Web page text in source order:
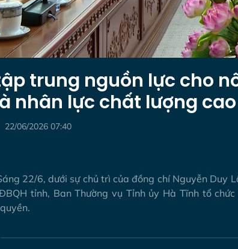
trung nguồn lực cho
nhân lực chất lượng cao
22/06/2026 07:40
22/6, dưới sự chủ trì của đồng chí Nguyễn Duy
tỉnh, Ban Thường vụ Tỉnh ủy Hà Tĩnh tổ